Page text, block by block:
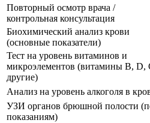
Повторный осмотр врача /
контрольная консультация
Биохимический анализ крови
(основные показатели)
Тест на уровень витаминов и
микроэлементов (витамины B, D,
другие)
Анализ на уровень алкоголя в
УЗИ органов брюшной полости
показаниям)